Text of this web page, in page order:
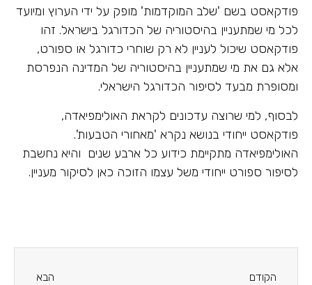
פודקאסט בשם 'שלב המוקדמות' מופק על ידי הערוץ ומיועד
לכל מי שמתעניין בהיסטוריה של הכדורגל בישראל. זהו
פודקאסט שיכול לעניין לא רק שוחרי כדורגל או ספורט,
אלא גם את מי שמתעניין בהיסטוריה של המדינה הנפרסת
ומסופרת מבעד לסיפור הכדורגל הישראלי.
לבסוף, למי שרוצה עדכונים לקראת האולימפיאדה,
פודקאסט ייחודי בנושא נקרא 'מאחורי הטבעות'.
האולימפיאדה מתקיימת כידוע כל ארבע שנים והיא נחשבת
לסיפור ספורט ייחודי משל עצמו הזוכה כאן לסיקור מעניין.
הקודם הבא